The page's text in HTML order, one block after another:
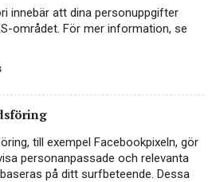
2025
innebär att dina personuppgifter
området. För mer information, se
till exempel Facebookpixeln, gör
personanpassade och relevanta
på ditt surfbeteende. Dessa